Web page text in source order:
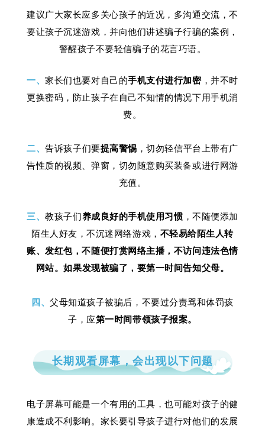
建议广大家长应多关心孩子的近况，多沟通交流，不
要让孩子沉迷游戏，并向他们讲述骗子行骗的案例，
警醒孩子不要轻信骗子的花言巧语。
一、家长们也要对自己的手机支付进行加密，并不时
更换密码，防止孩子在自己不知情的情况下用手机消
费。
二、告诉孩子们要提高警惕 ，切勿轻信平台上带有广
告性质的视频、弹窗，切勿随意购买装备或进行网游
充值。
三、教孩子们养成良好的手机使用习惯，不随便添加
陌生人好友，不沉迷网络游戏， 不轻易给陌生人转
账、发红包，不随便打赏网络主播，不访问违法色情
网站。如果发现被骗了，要第一时间告知父母。
四、父母知道孩子被骗后，不要过分责骂和体罚孩
子，应第一时间带领孩子报案。
长期观看屏幕，会出现以下问题
电子屏幕可能是一个有用的工具，也可能对孩子的健
康造成不利影响。家长要引导孩子进行对他们的发展